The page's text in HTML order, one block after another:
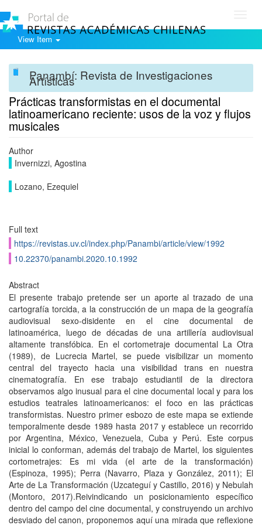
View Item
Panambí: Revista de Investigaciones
Artísticas
Prácticas transformistas en el documental
latinoamericano reciente: usos de la voz y flujos
musicales
Author
Invernizzi, Agostina
Lozano, Ezequiel
Full text
https://revistas.uv.cl/index.php/Panambi/article/view/1992
10.22370/panambi.2020.10.1992
Abstract
El presente trabajo pretende ser un aporte al trazado de una
cartografía torcida, a la construcción de un mapa de la geografía
audiovisual sexo-disidente en el cine documental de
latinoamérica, luego de décadas de una artillería audiovisual
altamente transfóbica. En el cortometraje documental La Otra
(1989), de Lucrecia Martel, se puede visibilizar un momento
central del trayecto hacia una visibilidad trans en nuestra
cinematografía. En ese trabajo estudiantil de la directora
observamos algo inusual para el cine documental local y para los
estudios teatrales latinoamericanos: el foco en las prácticas
transformistas. Nuestro primer esbozo de este mapa se extiende
temporalmente desde 1989 hasta 2017 y establece un recorrido
por Argentina, México, Venezuela, Cuba y Perú. Este corpus
inicial lo conforman, además del trabajo de Martel, los siguientes
cortometrajes: Es mi vida (el arte de la transformación)
(Espinoza, 1995); Perra (Navarro, Plaza y González, 2011); El
Arte de La Transformación (Uzcateguí y Castillo, 2016) y Nebulah
(Montoro, 2017).Reivindicando un posicionamiento específico
dentro del campo del cine documental, y construyendo un archivo
desviado del canon, proponemos aquí una mirada que reflexione